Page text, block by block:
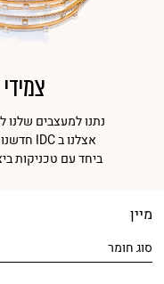
נתנו למעצבים שלנו
אצלנו ב IDC חדשנות עיצובית ורעיונית היא קלף מנצח
ביחד עם טכניקות
מיין
סוג חומר